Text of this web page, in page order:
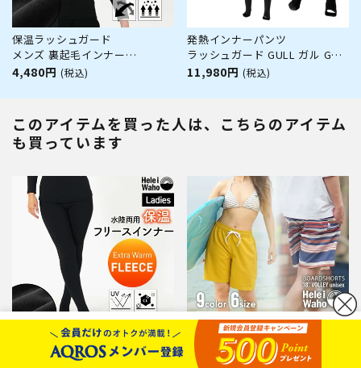
保温ラッシュガード
メンズ 裏起毛インナー
HeleiWaho ヘレイワホ 水陸両
本製
4,480円 (税込)
発熱インナーパンツ
ラッシュガード GULL ガル GW-
6522A 蓄熱 保温 ユニセックス
11,980円 (税込)
このアイテムを買った人は、こちらのアイテム
も買っています
保温ラッシュトレンカ
サーフパンツ 男女兼用
カートボタンへ移動